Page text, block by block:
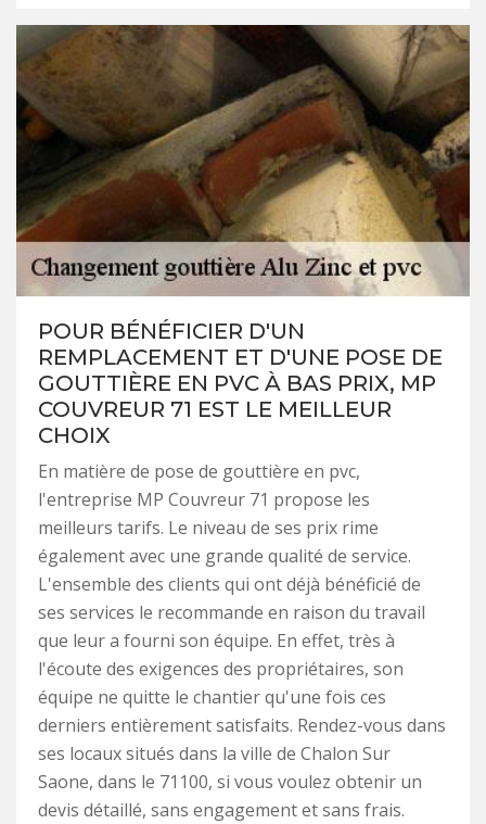
POUR BÉNÉFICIER D'UN
REMPLACEMENT ET D'UNE POSE DE
GOUTTIÈRE EN PVC À BAS PRIX, MP
COUVREUR 71 EST LE MEILLEUR
CHOIX
En matière de pose de gouttière en pvc,
l'entreprise MP Couvreur 71 propose les
meilleurs tarifs. Le niveau de ses prix rime
également avec une grande qualité de service.
L'ensemble des clients qui ont déjà bénéficié de
ses services le recommande en raison du travail
que leur a fourni son équipe. En effet, très à
l'écoute des exigences des propriétaires, son
équipe ne quitte le chantier qu'une fois ces
derniers entièrement satisfaits. Rendez-vous dans
ses locaux situés dans la ville de Chalon Sur
Saone, dans le 71100, si vous voulez obtenir un
devis détaillé, sans engagement et sans frais.